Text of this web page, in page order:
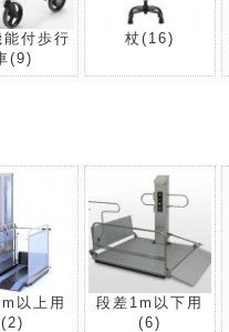
能付歩行
(9)
杖 (16)
以上用
(2)
段差1m以下用
(6)